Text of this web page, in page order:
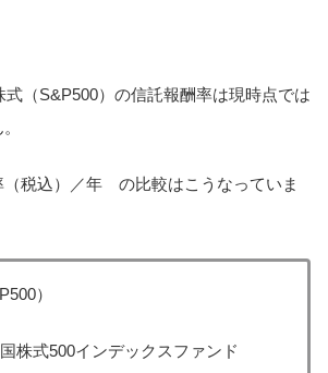
（S&P500）の信託報酬率は現時点では
（税込）／年 の比較はこうなっていま
）
株式500インデックスファンド